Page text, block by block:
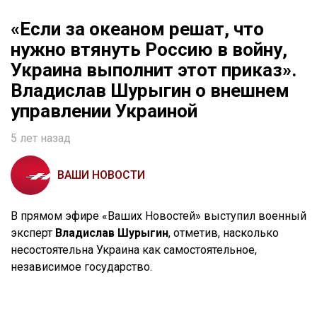
«Если за океаном решат, что
нужно втянуть Россию в войну,
Украина выполнит этот приказ».
Владислав Шурыгин о внешнем
управлении Украиной
5 лет назад
ВАШИ НОВОСТИ
В прямом эфире «Ваших Новостей» выступил военный
эксперт Владислав Шурыгин, отметив, насколько
несостоятельна Украина как самостоятельное,
независимое государство.